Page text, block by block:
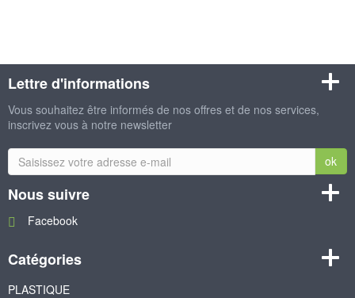
Lettre d'informations
Vous souhaitez être informés de nos offres et de nos services,
inscrivez vous à notre newsletter
ok
Nous suivre
Facebook
Catégories
PLASTIQUE